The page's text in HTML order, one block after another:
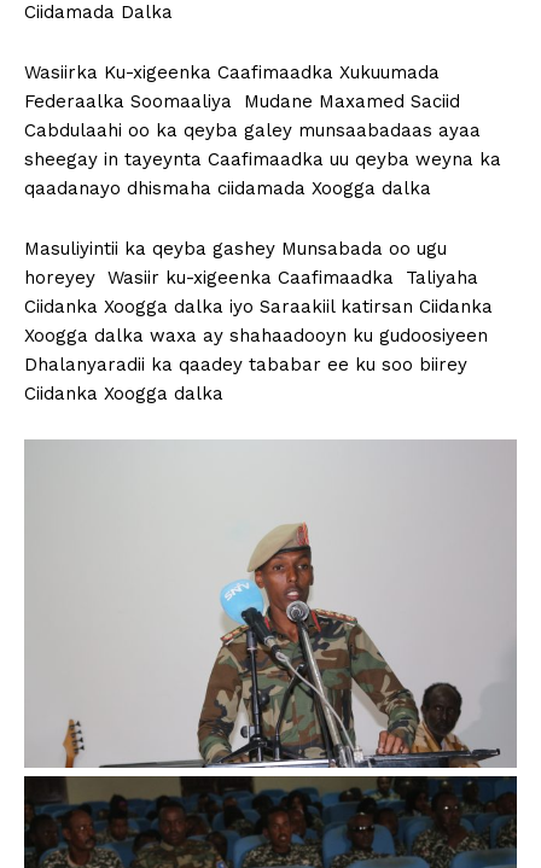
Ciidamada Dalka
Wasiirka Ku-xigeenka Caafimaadka Xukuumada
Federaalka Soomaaliya Mudane Maxamed Saciid
Cabdulaahi oo ka qeyba galey munsaabadaas ayaa
sheegay in tayeynta Caafimaadka uu qeyba weyna ka
qaadanayo dhismaha ciidamada Xoogga dalka
Masuliyintii ka qeyba gashey Munsabada oo ugu
horeyey Wasiir ku-xigeenka Caafimaadka Taliyaha
Ciidanka Xoogga dalka iyo Saraakiil katirsan Ciidanka
Xoogga dalka waxa ay shahaadooyn ku gudoosiyeen
Dhalanyaradii ka qaadey tababar ee ku soo biirey
Ciidanka Xoogga dalka